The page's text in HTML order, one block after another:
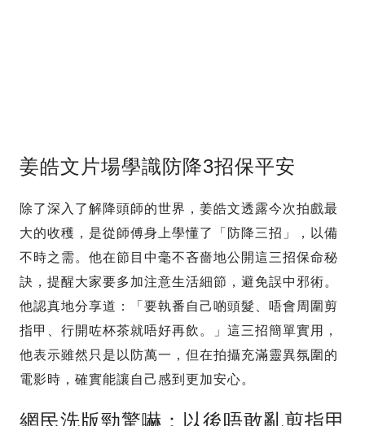
姜皓文片場學識防降3招保平安
除了深入了解降頭師的世界，姜皓文透露今次拍戲最
大的收穫，是從師傅身上學懂了「防降三招」，以備
不時之需。他在節目中毫不吝嗇地公開這三招保命秘
訣，提醒大家要多加注意生活細節，避免誤中邪術。
他認真地分享道：「要執番自己啲頭髮、唔會周圍剪
指甲、行開咗杯茶就唔好再飲。」這三招簡單實用，
他表示雖然只是以防萬一，但在拍攝充滿靈異氛圍的
電影時，確實能讓自己感到更加安心。
網民洗版勁驚嚇：以後唔敢亂剪指甲